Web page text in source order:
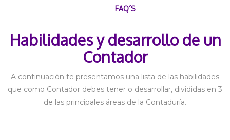
FAQ´S
Habilidades y desarrollo de un
Contador
A continuación te presentamos una lista de las habilidades
que como Contador debes tener o desarrollar, divididas en 3
de las principales áreas de la Contaduría.